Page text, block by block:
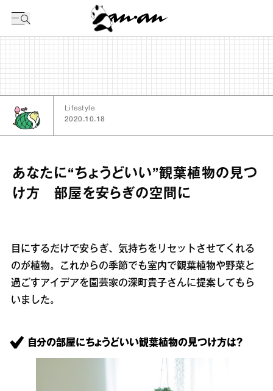
Lifestyle
2020.10.18
あなたに“ちょうどいい”観葉植物の見つ
け方 部屋を安らぎの空間に
目にするだけで安らぎ、気持ちをリセットさせてくれる
のが植物。これからの季節でも室内で観葉植物や野菜と
過ごすアイデアを園芸家の深町貴子さんに提案してもら
いました。
自分の部屋にちょうどいい観葉植物の見つけ方は？